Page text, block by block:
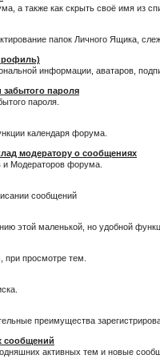
а также как скрыть своё имя из
папок Личного Ящика,
информации, аватаров,
забытого пароля
пароля.
календаря форума.
модератору о сообщениях
и Модераторов форума.
сообщений
этой маленькой, но удобной
при просмотре тем.
преимущества
сообщений
активных тем и новые